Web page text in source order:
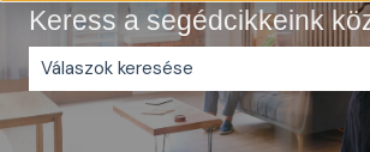
Keress a segédcikkeink
Nincs javaslat, mert üres a